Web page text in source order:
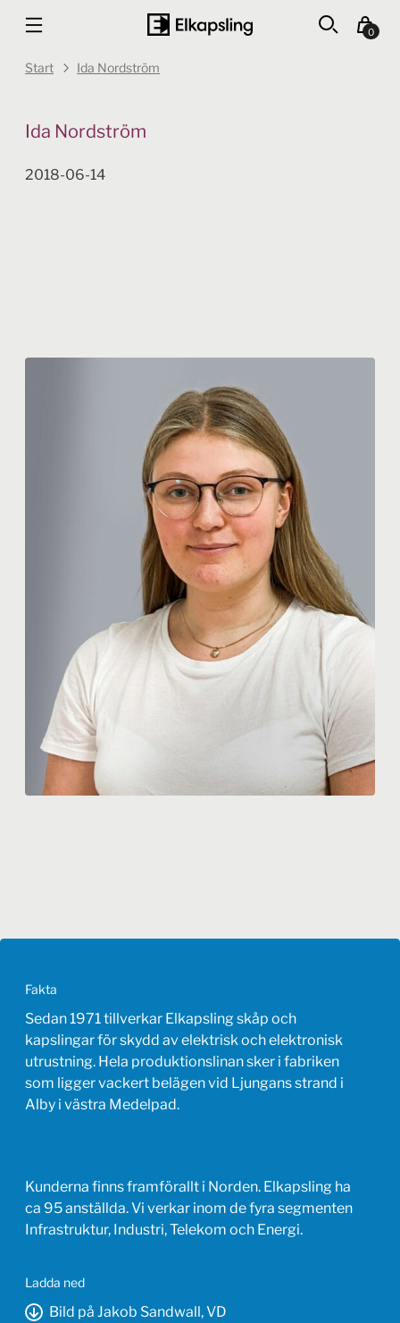
0
Start Ida Nordström
Ida Nordström
2018-06-14
Fakta
Sedan 1971 tillverkar Elkapsling skåp och
kapslingar för skydd av elektrisk och elektronisk
utrustning. Hela produktionslinan sker i fabriken
som ligger vackert belägen vid Ljungans strand i
Alby i västra Medelpad.
Kunderna finns framförallt i Norden. Elkapsling ha
ca 95 anställda. Vi verkar inom de fyra segmenten
Infrastruktur, Industri, Telekom och Energi.
Ladda ned
Bild på Jakob Sandwall, VD